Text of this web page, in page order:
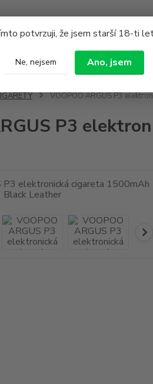
potvrzuji, že jsem starší 18-ti
Ne, nejsem Ano, jsem
Hledat
VOOPOO ARGUS P3
P3